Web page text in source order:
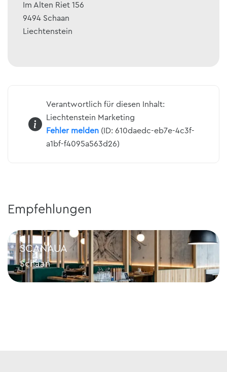
Im Alten Riet 156
9494 Schaan
Liechtenstein
Verantwortlich für diesen Inhalt:
Liechtenstein Marketing
Fehler melden (ID: 610daedc-eb7e-4c3f-
a1bf-f4095a563d26)
Empfehlungen
SCANAUA
Schaan
SCANAUA